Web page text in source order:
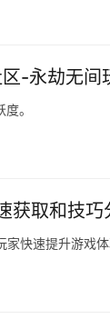
-永劫无间
。
获取和技巧
快速提升游戏体